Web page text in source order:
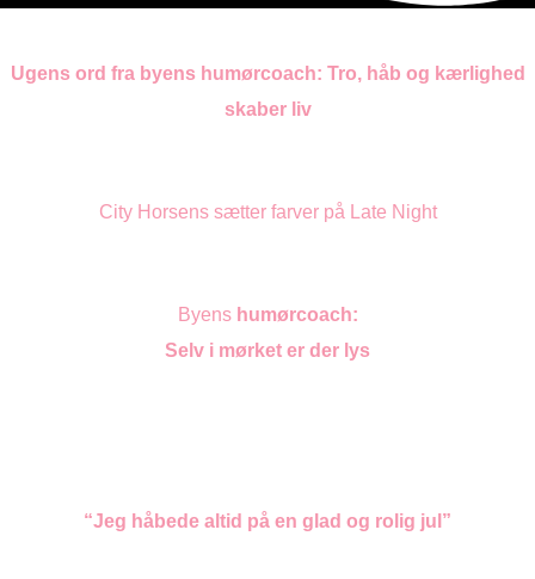
Ugens ord fra byens humørcoach: Tro, håb og kærlighed
skaber liv
CityHorsens sætterfarver på Late Night
Byenshumørcoach:
Selv i mørket er der lys
“Jeg håbede altid på en glad og rolig jul”